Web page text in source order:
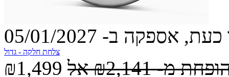
אספקה ב- 05/01/2027
צלחת חלקה - גדול
₪1,499 מ-₪2,141 אל